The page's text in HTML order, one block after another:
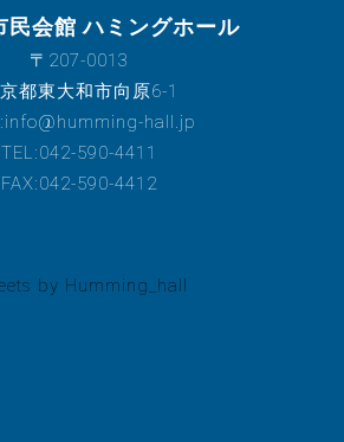
民会館 ハミングホール
〒207-0013
都東大和市向原6-1
hall.jp
TEL:042-590-4411
FAX:042-590-4412
by Humming_hall